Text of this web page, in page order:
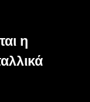
η